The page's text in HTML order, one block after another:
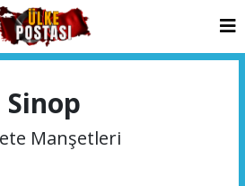
Sinop
Manşetleri